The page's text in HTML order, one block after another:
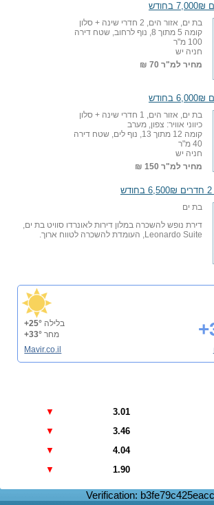
בת ים, אזור הים, 2 חדרי שינה + סלון
קומה 5 מתוך 8, נוף לרחוב, שטח דירה
100 מ"ר
חניה יש
מחיר למ"ר 70 ₪
בת ים, אזור הים, 1 חדרי שינה + סלון
כיווני אוויר: צפון, מערב
קומה 12 מתוך 13, נוף לים, שטח דירה
40 מ"ר
חניה יש
מחיר למ"ר 150 ₪
בת ים
דירת נופש להשכרה במלון דירות לאונרדו סוויט בת ים,
Leonardo Suite, העומדת להשכרה לטווח ארוך.
בלילה +25°
מחר +33°
Mavir.co.il
3.01
▼
3.46
▼
4.04
▼
1.90
▼
Verification: